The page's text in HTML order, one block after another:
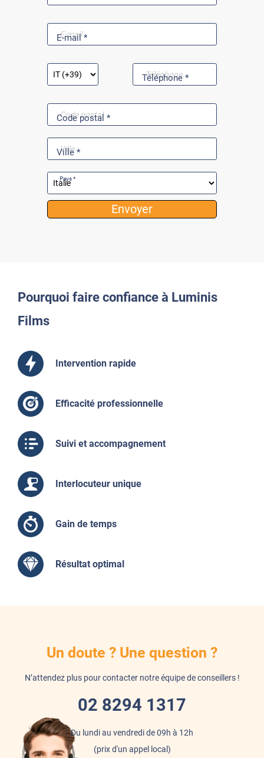
E-mail *
Téléphone *
Code postal *
Ville *
Pays *
Envoyer
Pourquoi faire confiance à Luminis
Films
Intervention rapide
Efficacité professionnelle
Suivi et accompagnement
Interlocuteur unique
Gain de temps
Résultat optimal
Un doute ? Une question ?
N’attendez plus pour contacter notre équipe de conseillers !
02 8294 1317
Du lundi au vendredi de 09h à 12h
(prix d'un appel local)